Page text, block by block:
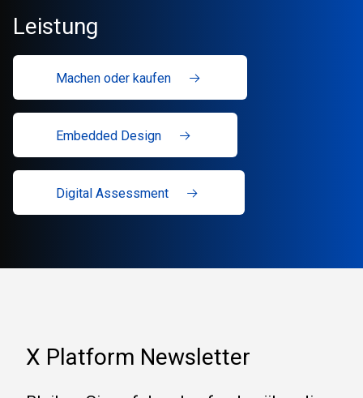
Leistung
Machen oder kaufen
Embedded Design
Digital Assessment
X Platform Newsletter